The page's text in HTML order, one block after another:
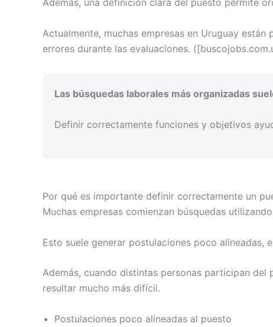
Además, una definición clara del puesto permite
Actualmente, muchas empresas en Uruguay
errores durante las evaluaciones.
Las búsquedas laborales más organizadas
Definir correctamente funciones y objetivos
Por qué es importante definir correctamente un
Muchas empresas comienzan búsquedas
Esto suele generar postulaciones poco
Además, cuando distintas personas participan
resultar mucho más difícil.
Postulaciones poco alineadas al puesto